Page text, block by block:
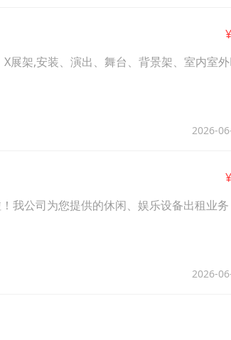
¥
展架,安装、演出、舞台、背景架、室内室
2026-
¥
我公司为您提供的休闲、娱乐设备出租业
2026-